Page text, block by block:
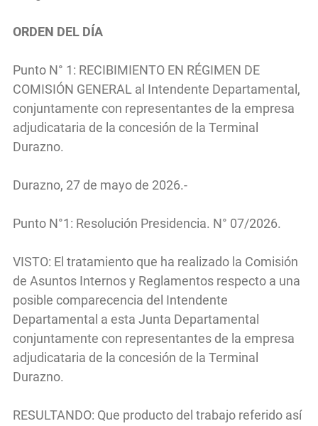
ORDEN DEL DÍA
Punto N° 1: RECIBIMIENTO EN RÉGIMEN DE
COMISIÓN GENERAL al Intendente Departamental,
conjuntamente con representantes de la empresa
adjudicataria de la concesión de la Terminal
Durazno.
Durazno, 27 de mayo de 2026.-
Punto N°1: Resolución Presidencia. N° 07/2026.
VISTO: El tratamiento que ha realizado la Comisión
de Asuntos Internos y Reglamentos respecto a una
posible comparecencia del Intendente
Departamental a esta Junta Departamental
conjuntamente con representantes de la empresa
adjudicataria de la concesión de la Terminal
Durazno.
RESULTANDO: Que producto del trabajo referido así